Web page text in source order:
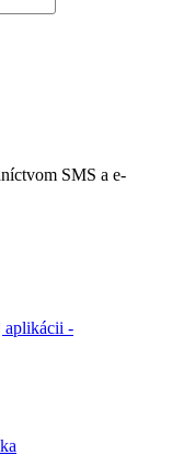
SMS a e-
aplikácii -